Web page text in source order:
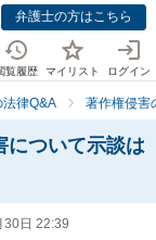
弁護士の方はこちら
覧履歴 マイリスト ログイン
律Q&A 著作権侵害
について示談は
30日 22:39